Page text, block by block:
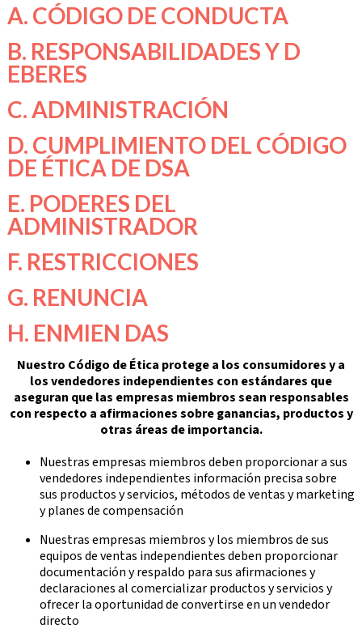
A. CÓDIGO DE CONDUCTA
B. RESPONSABILIDADES Y D
EBERES
C. ADMINISTRACIÓN
D. CUMPLIMIENTO DEL CÓDIGO
DE ÉTICA DE DSA
E. PODERES DEL
ADMINISTRADOR
F. RESTRICCIONES
G. RENUNCIA
H. ENMIEN DAS
Nuestro Código de Ética protege a los consumidores y a
los vendedores independientes con estándares que
aseguran que las empresas miembros sean responsables
con respecto a afirmaciones sobre ganancias, productos y
otras áreas de importancia.
Nuestras empresas miembros deben proporcionar a sus
vendedores independientes información precisa sobre
sus productos y servicios, métodos de ventas y marketing
y planes de compensación
Nuestras empresas miembros y los miembros de sus
equipos de ventas independientes deben proporcionar
documentación y respaldo para sus afirmaciones y
declaraciones al comercializar productos y servicios y
ofrecer la oportunidad de convertirse en un vendedor
directo